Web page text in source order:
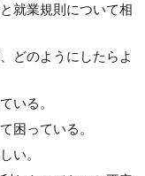
就業規則について相
どのようにしたらよ
いる。
困っている。
い。